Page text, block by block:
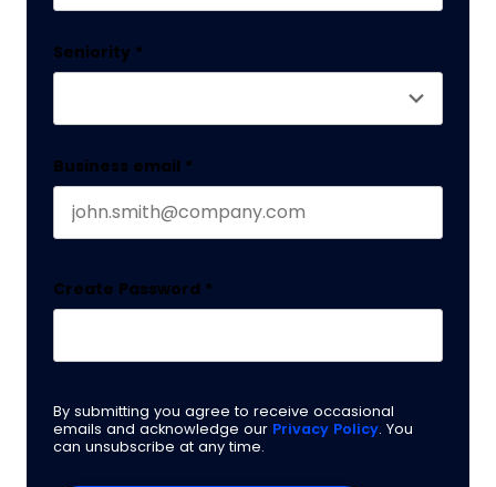
Seniority *
Business email *
Create Password *
By submitting you agree to receive occasional
emails and acknowledge our Privacy Policy. You
can unsubscribe at any time.